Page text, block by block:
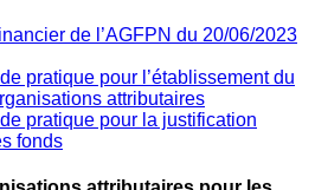
de l’AGFPN du 20/06/2023
pratique pour l’établissement du
attributaires
pratique pour la justification
fonds